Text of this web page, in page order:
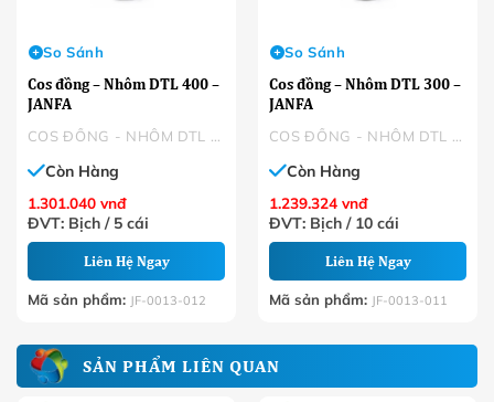
COS ĐỒNG - NHÔM DTL - JANFA
Cos đồng – Nhôm DTL 400 –
JANFA
So Sánh
Còn Hàng
1.301.040 vnđ
ĐVT: Bịch / 5 cái
Liên Hệ Ngay
Mã sản phẩm: JF-0013-012
COS ĐỒNG - NHÔM DTL - JANFA
Cos đồng – Nhôm DTL 300 –
JANFA
So Sánh
Còn Hàng
1.239.324 vnđ
ĐVT: Bịch / 10 cái
Liên Hệ Ngay
Mã sản phẩm: JF-0013-011
SẢN PHẨM LIÊN QUAN